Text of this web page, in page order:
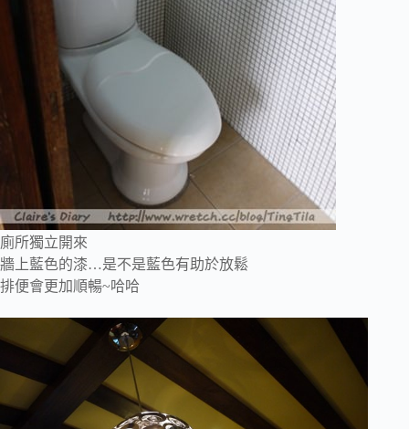
廁所獨立開來
牆上藍色的漆…是不是藍色有助於放鬆
排便會更加順暢~哈哈